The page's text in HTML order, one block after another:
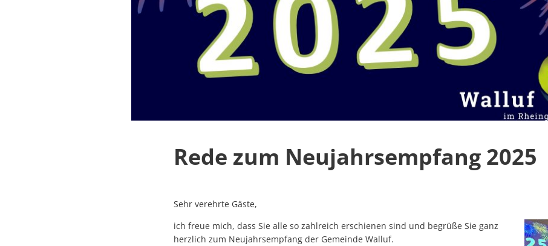
Rede zum Neujahrsempfang 2025
Sehr verehrte Gäste,
ich freue mich, dass Sie alle so zahlreich erschienen sind und begrüße Sie ganz
herzlich zum Neujahrsempfang der Gemeinde Walluf.